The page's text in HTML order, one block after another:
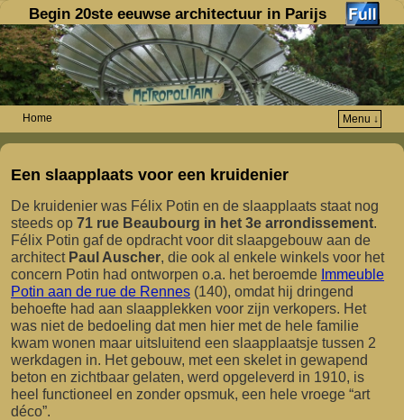
Begin 20ste eeuwse architectuur in Parijs
Home
Menu ↓
Spring naar de primaire inhoud
Spring naar de secundaire inhoud
Een slaapplaats voor een kruidenier
De kruidenier was Félix Potin en de slaapplaats staat nog
steeds op 71 rue Beaubourg in het 3e arrondissement.
Félix Potin gaf de opdracht voor dit slaapgebouw aan de
architect Paul Auscher, die ook al enkele winkels voor het
concern Potin had ontworpen o.a. het beroemde Immeuble
Potin aan de rue de Rennes (140), omdat hij dringend
behoefte had aan slaapplekken voor zijn verkopers. Het
was niet de bedoeling dat men hier met de hele familie
kwam wonen maar uitsluitend een slaapplaatsje tussen 2
werkdagen in. Het gebouw, met een skelet in gewapend
beton en zichtbaar gelaten, werd opgeleverd in 1910, is
heel functioneel en zonder opsmuk, een hele vroege “art
déco”.